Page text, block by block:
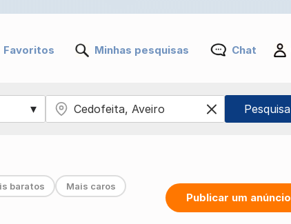
Favoritos Minhas pesquisas Chat
baratos Mais caros
Publicar um anúncio